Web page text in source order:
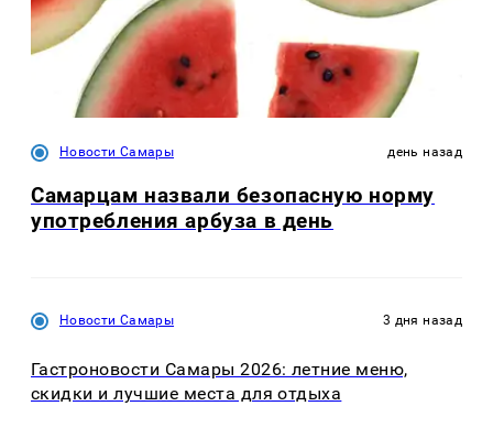
Новости Самары день назад
Самарцам назвали безопасную норму
употребления арбуза в день
Новости Самары 3 дня назад
Гастроновости Самары 2026: летние меню,
скидки и лучшие места для отдыха